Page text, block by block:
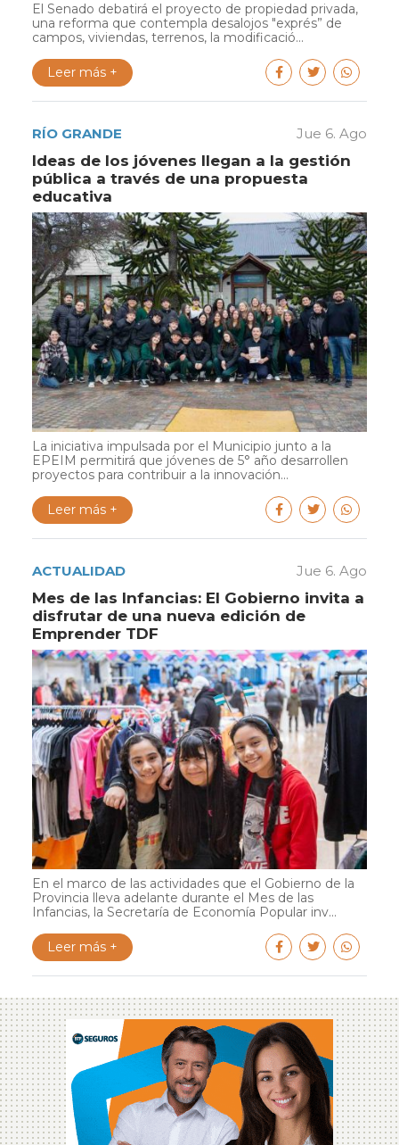
El Senado debatirá el proyecto de propiedad privada,
una reforma que contempla desalojos "exprés” de
campos, viviendas, terrenos, la modificació...
Leer más +
RÍO GRANDE Jue 6. Ago
Ideas de los jóvenes llegan a la gestión
pública a través de una propuesta
educativa
La iniciativa impulsada por el Municipio junto a la
EPEIM permitirá que jóvenes de 5° año desarrollen
proyectos para contribuir a la innovación...
Leer más +
ACTUALIDAD Jue 6. Ago
Mes de las Infancias: El Gobierno invita a
disfrutar de una nueva edición de
Emprender TDF
En el marco de las actividades que el Gobierno de la
Provincia lleva adelante durante el Mes de las
Infancias, la Secretaría de Economía Popular inv...
Leer más +